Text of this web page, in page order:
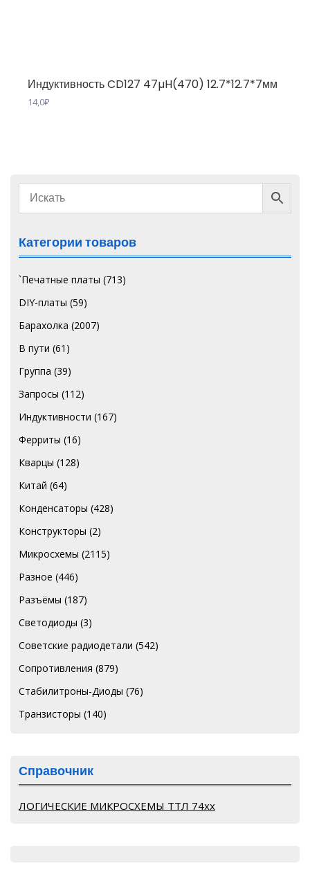
Индуктивность CD127 47µH(470) 12.7*12.7*7мм
14,0₽
Категории товаров
`Печатные платы (713)
DIY-платы (59)
Барахолка (2007)
В пути (61)
Группа (39)
Запросы (112)
Индуктивности (167)
Ферриты (16)
Кварцы (128)
Китай (64)
Конденсаторы (428)
Конструкторы (2)
Микросхемы (2115)
Разное (446)
Разъёмы (187)
Светодиоды (3)
Советские радиодетали (542)
Сопротивления (879)
Стабилитроны-Диоды (76)
Транзисторы (140)
Справочник
ЛОГИЧЕСКИЕ МИКРОСХЕМЫ ТТЛ 74хх